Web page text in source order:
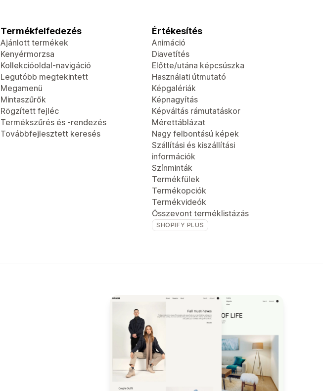
Termékfelfedezés
Ajánlott termékek
Kenyérmorzsa
Kollekcióoldal-navigáció
Legutóbb megtekintett
Megamenü
Mintaszűrők
Rögzített fejléc
Termékszűrés és -rendezés
Továbbfejlesztett keresés
Értékesítés
Animáció
Diavetítés
Előtte/utána képcsúszka
Használati útmutató
Képgalériák
Képnagyítás
Képváltás rámutatáskor
Mérettáblázat
Nagy felbontású képek
Szállítási és kiszállítási
információk
Színminták
Termékfülek
Termékopciók
Termékvideók
Összevont terméklistázás
SHOPIFY PLUS